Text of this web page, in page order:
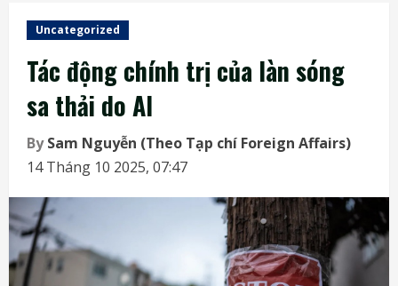
Uncategorized
Tác động chính trị của làn sóng
sa thải do AI
BySam Nguyễn (Theo Tạp chí Foreign Affairs)
14 Tháng 10 2025, 07:47